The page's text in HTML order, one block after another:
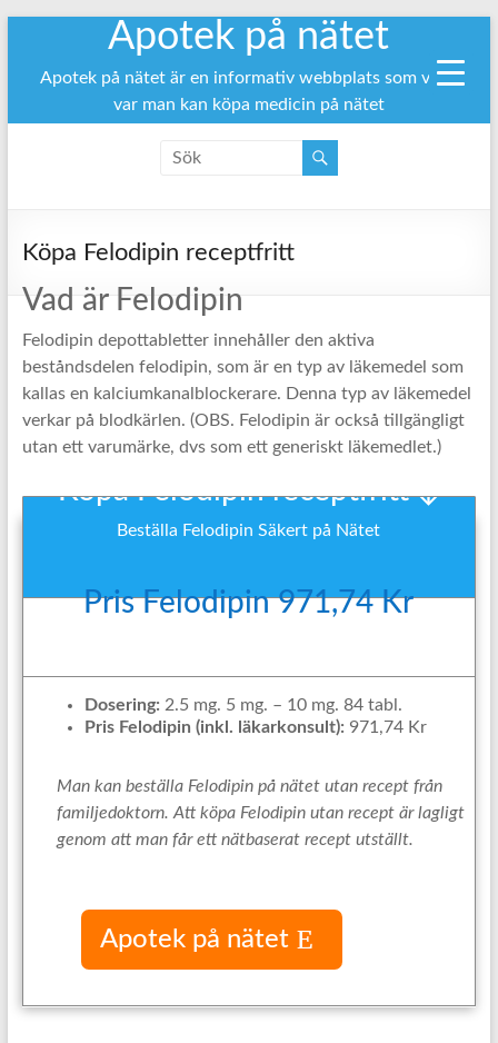
innehåll
Apotek på nätet
Apotek på nätet är en informativ webbplats som visar
var man kan köpa medicin på nätet
Köpa Felodipin receptfritt
Vad är Felodipin
Felodipin depottabletter innehåller den aktiva
beståndsdelen felodipin, som är en typ av läkemedel som
kallas en kalciumkanalblockerare. Denna typ av läkemedel
verkar på blodkärlen. (OBS. Felodipin är också tillgängligt
utan ett varumärke, dvs som ett generiskt läkemedlet.)
Köpa Felodipin receptfritt ↓
Beställa Felodipin Säkert på Nätet
Pris Felodipin 971,74 Kr
Dosering: 2.5 mg. 5 mg. – 10 mg. 84 tabl.
Pris Felodipin (inkl. läkarkonsult): 971,74 Kr
Man kan beställa Felodipin på nätet utan recept från
familjedoktorn. Att köpa Felodipin utan recept är lagligt
genom att man får ett nätbaserat recept utställt.
Apotek på nätet